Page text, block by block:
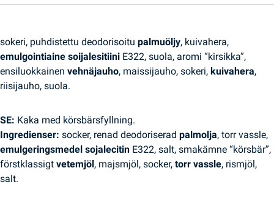
sokeri, puhdistettu deodorisoitu palmuöljy, kuivahera,
emulgointiaine soijalesitiini E322, suola, aromi “kirsikka”,
ensiluokkainen vehnäjauho, maissijauho, sokeri, kuivahera,
riisijauho, suola.
SE: Kaka med körsbärsfyllning.
Ingredienser: socker, renad deodoriserad palmolja, torr vassle,
emulgeringsmedel sojalecitin E322, salt, smakämne “körsbär”,
förstklassigt vetemjöl , majsmjöl, socker, torr vassle, rismjöl,
salt.